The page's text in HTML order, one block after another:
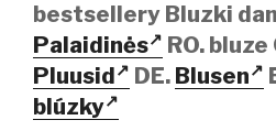
bestsellery Bluzki
Palaidinės
RO. bluze
Pluusid
DE. Blusen
blúzky